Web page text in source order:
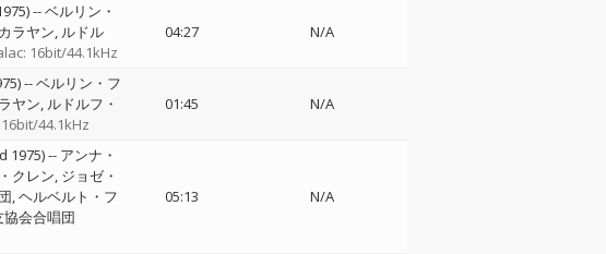
--ベルリン・
ラヤン ルドル
16bit/44.1kHz
04:27 N/A
--ベルリン・フ
ヤン ルドルフ・
44.1kHz
01:45 N/A
1975)-- アンナ・
クレン ジョゼ・
ヘルベルト・フ
会合唱団
05:13 N/A